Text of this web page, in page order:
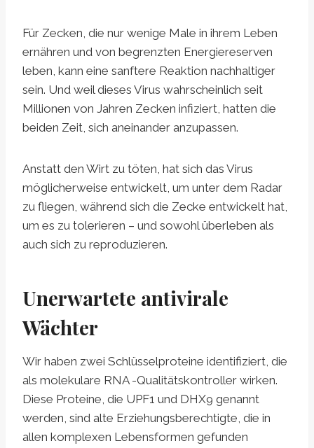
Für Zecken, die nur wenige Male in ihrem Leben
ernähren und von begrenzten Energiereserven
leben, kann eine sanftere Reaktion nachhaltiger
sein. Und weil dieses Virus wahrscheinlich seit
Millionen von Jahren Zecken infiziert, hatten die
beiden Zeit, sich aneinander anzupassen.
Anstatt den Wirt zu töten, hat sich das Virus
möglicherweise entwickelt, um unter dem Radar
zu fliegen, während sich die Zecke entwickelt hat,
um es zu tolerieren – und sowohl überleben als
auch sich zu reproduzieren.
Unerwartete antivirale
Wächter
Wir haben zwei Schlüsselproteine identifiziert, die
als molekulare RNA -Qualitätskontroller wirken.
Diese Proteine, die UPF1 und DHX9 genannt
werden, sind alte Erziehungsberechtigte, die in
allen komplexen Lebensformen gefunden